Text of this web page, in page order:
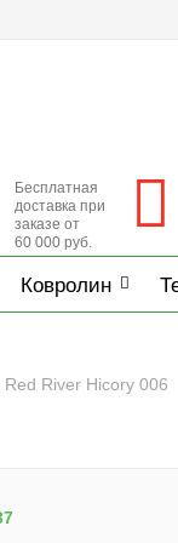
Бесплатная
доставка при
заказе от
60 000 руб.
Ковролин
River Hicory 006